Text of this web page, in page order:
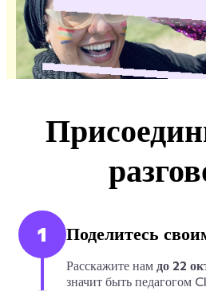
1 Поделитесь
Расскажите нам до 22
значит быть педагогом